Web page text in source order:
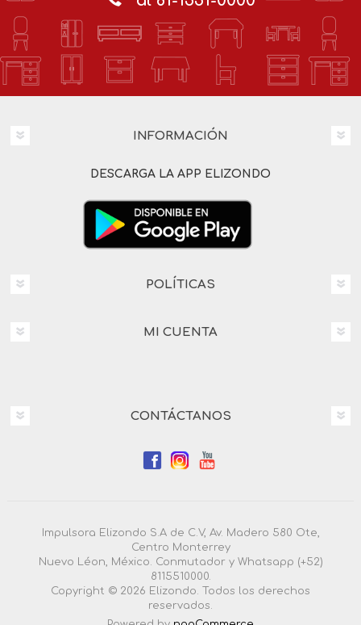
INFORMACIÓN
DESCARGA LA APP ELIZONDO
POLÍTICAS
MI CUENTA
CONTÁCTANOS
Impulsora Elizondo S.A de C.V, Av. Madero 580 Ote,
Centro Monterrey
Nuevo Léon, México. Conmutador y Whatsapp (+52)
8115510000.
Copyright © 2026 Elizondo. Todos los derechos
reservados.